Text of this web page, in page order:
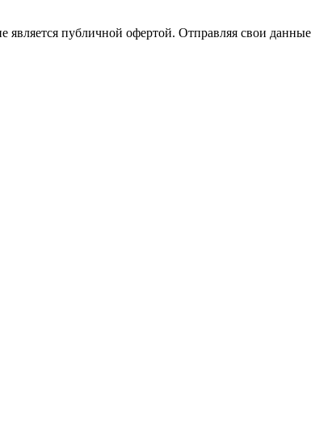
публичной офертой. Отправляя свои